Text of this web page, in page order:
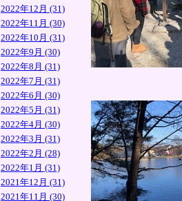
2022年12月 (31)
2022年11月 (30)
2022年10月 (31)
2022年9月 (30)
2022年8月 (31)
2022年7月 (31)
2022年6月 (30)
2022年5月 (31)
2022年4月 (30)
2022年3月 (31)
2022年2月 (28)
2022年1月 (31)
2021年12月 (31)
2021年11月 (30)